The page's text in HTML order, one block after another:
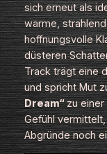
sich erneut als
warme,
hoffnungsvolle
düsteren
Track trägt eine
und spricht Mut
Dream“zu einer
Gefühl
Abgründe noch